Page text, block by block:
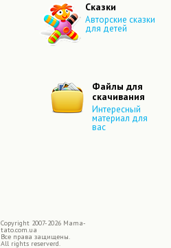
Сказки
Авторские сказки
для детей
Файлы для
скачивания
Интересный
материал для
вас
Copyright 2007-2026 Mama-
tato.com.ua
Все права защищены.
All rights reserverd.